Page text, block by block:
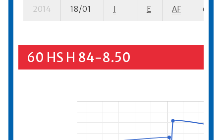
2014 18/01 I E AF 6 ba-
60 HS H 84-8.50